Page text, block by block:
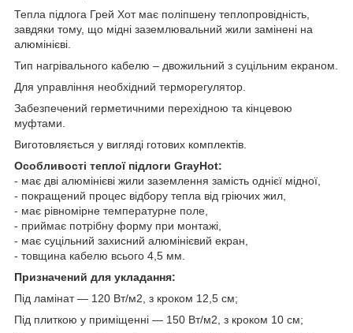
Тепла підлога Грей Хот має поліпшену теплопровідність,
завдяки тому, що мідні заземлювальний жили замінені на
алюмінієві.
Тип нагрівального кабелю – двожильний з суцільним екраном.
Для управління необхідний терморегулятор.
Забезпечений герметичними перехідною та кінцевою
муфтами.
Виготовляється у вигляді готових комплектів.
Особливості теплої підлоги GrayHot:
- має дві алюмінієві жили заземлення замість однієї мідної,
- покращений процес відбору тепла від гріючих жил,
- має рівномірне температурне поле,
- приймає потрібну форму при монтажі,
- має суцільний захисний алюмінієвий екран,
- товщина кабелю всього 4,5 мм.
Призначений для укладання:
Під ламінат — 120 Вт/м2, з кроком 12,5 см;
Під плиткою у приміщенні — 150 Вт/м2, з кроком 10 см;